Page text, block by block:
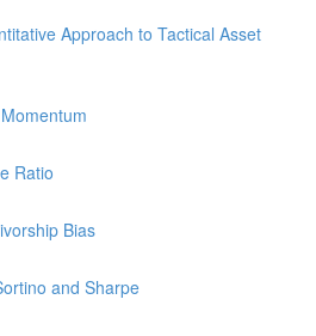
Approach to Tactical Asset
Ratio
Bias
and Sharpe